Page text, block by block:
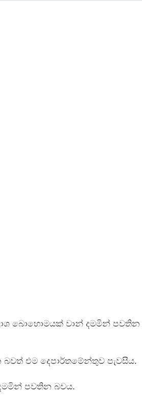
බොහොමයක් වාන් දමමින්
එම දෙපාර්තමේන්තුව පැවසීය.
පවතින බවය.